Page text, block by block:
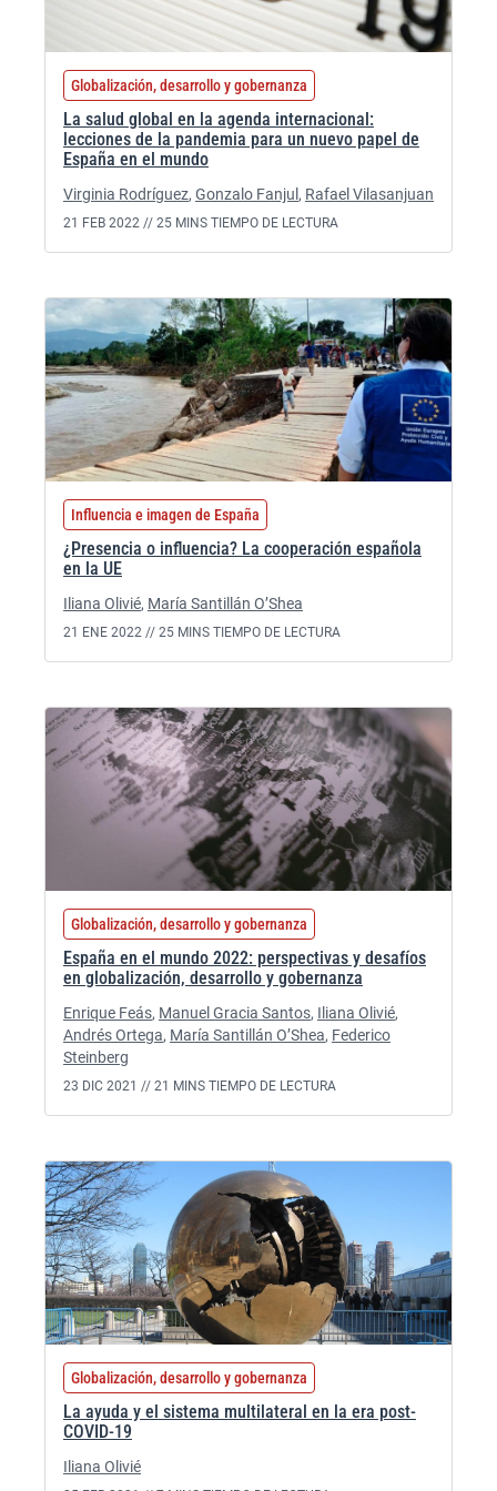
Globalización, desarrollo y gobernanza
La salud global en la agenda internacional:
lecciones de la pandemia para un nuevo papel de
España en el mundo
Virginia Rodríguez, Gonzalo Fanjul , Rafael Vilasanjuan
21 FEB 2022 // 25 MINS TIEMPO DE LECTURA
Influencia e imagen de España
¿Presencia o influencia? La cooperación española
en la UE
Iliana Olivié, María Santillán O’Shea
21 ENE 2022 // 25 MINS TIEMPO DE LECTURA
Globalización, desarrollo y gobernanza
España en el mundo 2022: perspectivas y desafíos
en globalización, desarrollo y gobernanza
Enrique Feás, Manuel Gracia Santos, Iliana Olivié,
Andrés Ortega, María Santillán O’Shea, Federico
Steinberg
23 DIC 2021 // 21 MINS TIEMPO DE LECTURA
Globalización, desarrollo y gobernanza
La ayuda y el sistema multilateral en la era post-
COVID-19
Iliana Olivié